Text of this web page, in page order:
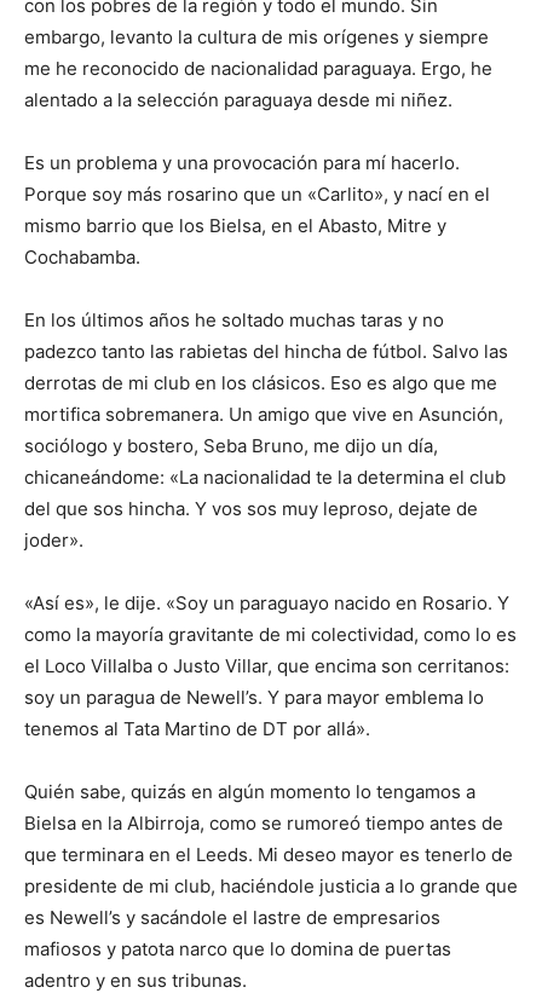
con los pobres de la región y todo el mundo. Sin
embargo, levanto la cultura de mis orígenes y siempre
me he reconocido de nacionalidad paraguaya. Ergo, he
alentado a la selección paraguaya desde mi niñez.
Es un problema y una provocación para mí hacerlo.
Porque soy más rosarino que un «Carlito», y nací en el
mismo barrio que los Bielsa, en el Abasto, Mitre y
Cochabamba.
En los últimos años he soltado muchas taras y no
padezco tanto las rabietas del hincha de fútbol. Salvo las
derrotas de mi club en los clásicos. Eso es algo que me
mortifica sobremanera. Un amigo que vive en Asunción,
sociólogo y bostero, Seba Bruno, me dijo un día,
chicaneándome: «La nacionalidad te la determina el club
del que sos hincha. Y vos sos muy leproso, dejate de
joder».
«Así es», le dije. «Soy un paraguayo nacido en Rosario. Y
como la mayoría gravitante de mi colectividad, como lo es
el Loco Villalba o Justo Villar, que encima son cerritanos:
soy un paragua de Newell’s. Y para mayor emblema lo
tenemos al Tata Martino de DT por allá».
Quién sabe, quizás en algún momento lo tengamos a
Bielsa en la Albirroja, como se rumoreó tiempo antes de
que terminara en el Leeds. Mi deseo mayor es tenerlo de
presidente de mi club, haciéndole justicia a lo grande que
es Newell’s y sacándole el lastre de empresarios
mafiosos y patota narco que lo domina de puertas
adentro y en sus tribunas.